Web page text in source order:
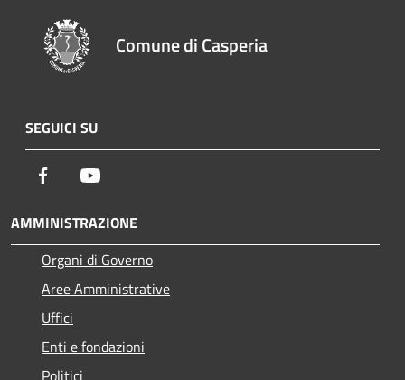
Comune di Casperia
SEGUICI SU
Facebook
AMMINISTRAZIONE
Organi di Governo
Aree Amministrative
Uffici
Enti e fondazioni
Politici